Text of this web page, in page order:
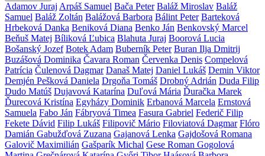
Adamov Juraj Arpáš Samuel Bača Peter Baláž Miroslav Baláž
Samuel Baláž Zoltán Balážová Barbora Bálint Peter Barteková
Hrbeková Danka Beniková Diana Benko Ján Benkovský Marcel
Beňuš Matej Bíliková Ľubica Blahuta Juraj Boorová Lucia
Bošanský Jozef Botek Adam Buberník Peter Buran Ilja Dmitrij
Buzášová Dominika Čavara Roman Červenka Denis Compelová
Patrícia Čulenová Dagmar Današ Matej Daniel Lukáš Demin Viktor
Demjén Pešková Daniela Drgoňa Tomáš Drobný Adrián Duda Filip
Dudo Matúš Dujavová Katarína Duľová Mária Ďuračka Marek
Ďurecová Kristína Egyházy Dominik Erbanová Marcela Ernstová
Samuela Fabo Ján Fábryová Timea Fasura Gabriel Federič Filip
Fekete Dávid Filip Lukáš Filipovič Mário Filoviatová Dagmar Flóro
Damián Gabužďová Zuzana Gajanová Lenka Gajdošová Romana
Galovič Maximilián Gašparík Michal Gese Roman Gogolová